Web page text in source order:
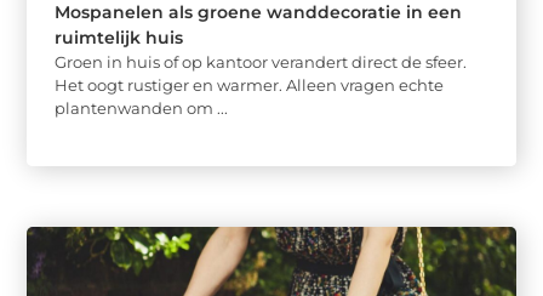
Mospanelen als groene wanddecoratie in een
ruimtelijk huis
Groen in huis of op kantoor verandert direct de sfeer.
Het oogt rustiger en warmer. Alleen vragen echte
plantenwanden om ...